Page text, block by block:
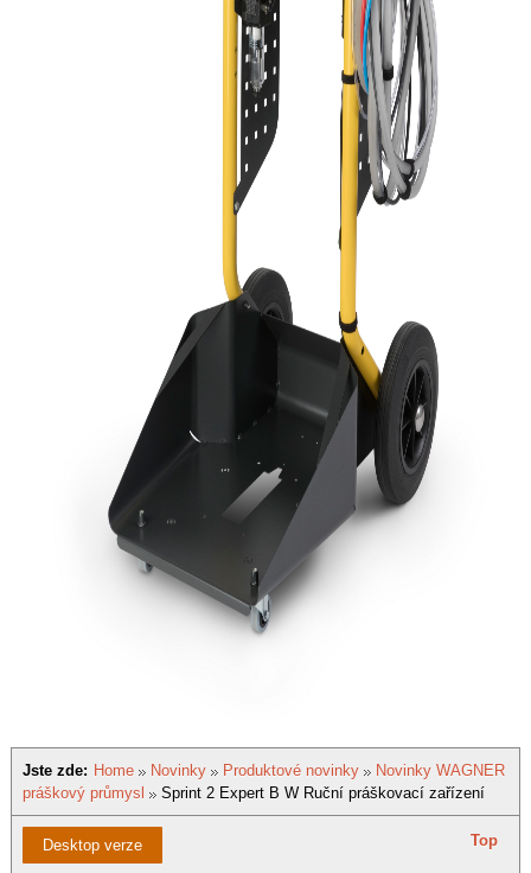
Jste zde: Home Novinky Produktové novinky
Novinky WAGNER
práškový průmysl
Sprint 2 Expert B W Ruční práškovací zařízení
Desktop verze Top